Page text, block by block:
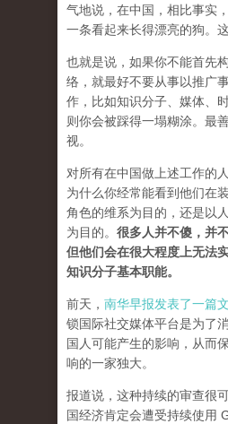
气地说，在中国，相比事实
一条看起来长得漂亮的狗。
也就是说，如果你不能首先
络，就最好不要从事以推广
作，比如知识分子、媒体、
则你会被踩得一塌糊涂。最
视。
对所有在中国做上述工作的
为什么你经常能看到他们在
角色的维系为目的，还是以
为目的。 很多人并不傻，并
但他们会在很大程度上无法
知识分子基本职能。
前天， 南华早报发表了一篇
锁国际社交媒体平台是为了
国人可能产生的影响，从而
响的一家独大。
报道说，这种持续的审查很
国经济肯定会遭受持续使用